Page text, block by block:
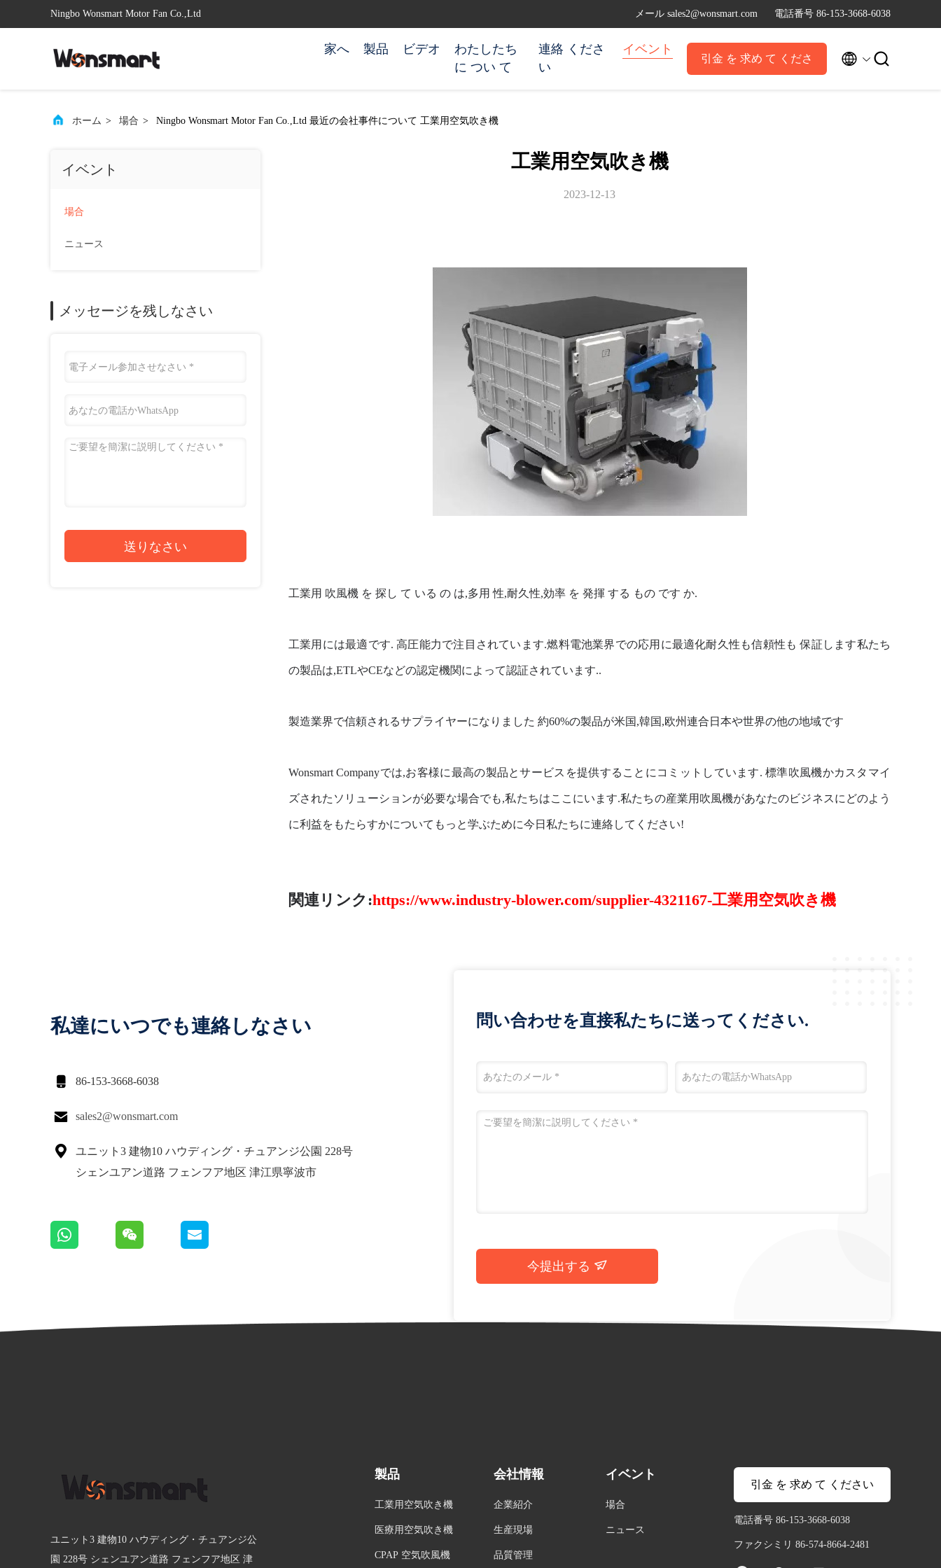
Ningbo Wonsmart Motor Fan Co.,Ltd メール sales2@wonsmart.com 電話番号 86-153-3668-6038
家へ 製品 ビデオ
わたしたち
に つい て
連絡 くださ
い
イベント
引金 を 求め て くださ  
ホーム > 場合 > Ningbo Wonsmart Motor Fan Co.,Ltd 最近の会社事件について 工業用空気吹き機
イベント
場合
ニュース
メッセージを残しなさい
送りなさい
工業用空気吹き機
2023-12-13
工業用 吹風機 を 探し て いる の は,多用 性,耐久性,効率 を 発揮 する もの です か.
工業用には最適です. 高圧能力で注目されています.燃料電池業界での応用に最適化耐久性も信頼性も 保証します私たち
の製品は,ETLやCEなどの認定機関によって認証されています..
製造業界で信頼されるサプライヤーになりました 約60%の製品が米国,韓国,欧州連合日本や世界の他の地域です
Wonsmart Companyでは,お客様に最高の製品とサービスを提供することにコミットしています. 標準吹風機かカスタマイ
ズされたソリューションが必要な場合でも,私たちはここにいます.私たちの産業用吹風機があなたのビジネスにどのよう
に利益をもたらすかについてもっと学ぶために今日私たちに連絡してください!
関連リンク:https://www.industry-blower.com/supplier-4321167-工業用空気吹き機
私達にいつでも連絡しなさい
 86-153-3668-6038
 sales2@wonsmart.com

ユニット3 建物10 ハウディング・チュアンジ公園 228号
シェンユアン道路 フェンフア地区 津江県寧波市
問い合わせを直接私たちに送ってください.
今提出する
ユニット3 建物10 ハウディング・チュアンジ公
園 228号 シェンユアン道路 フェンフア地区 津
製品
工業用空気吹き機
医療用空気吹き機
CPAP 空気吹風機
会社情報
企業紹介
生産現場
品質管理
イベント
場合
ニュース
引金 を 求め て ください
電話番号 86-153-3668-6038
ファクシミリ 86-574-8664-2481